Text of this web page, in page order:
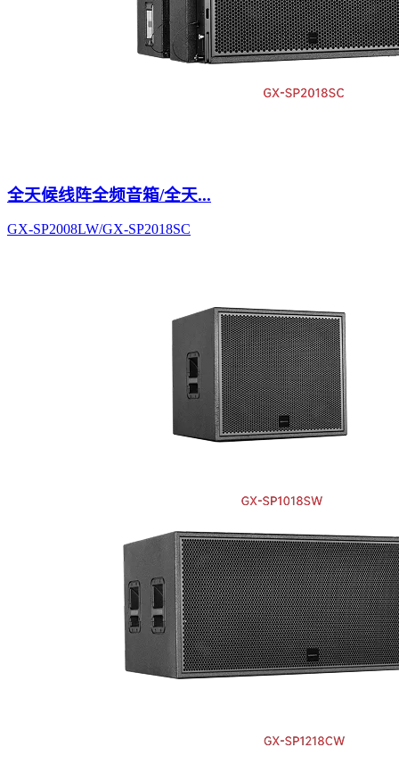
全天候线阵全频音箱/全天...
GX-SP2008LW/GX-SP2018SC